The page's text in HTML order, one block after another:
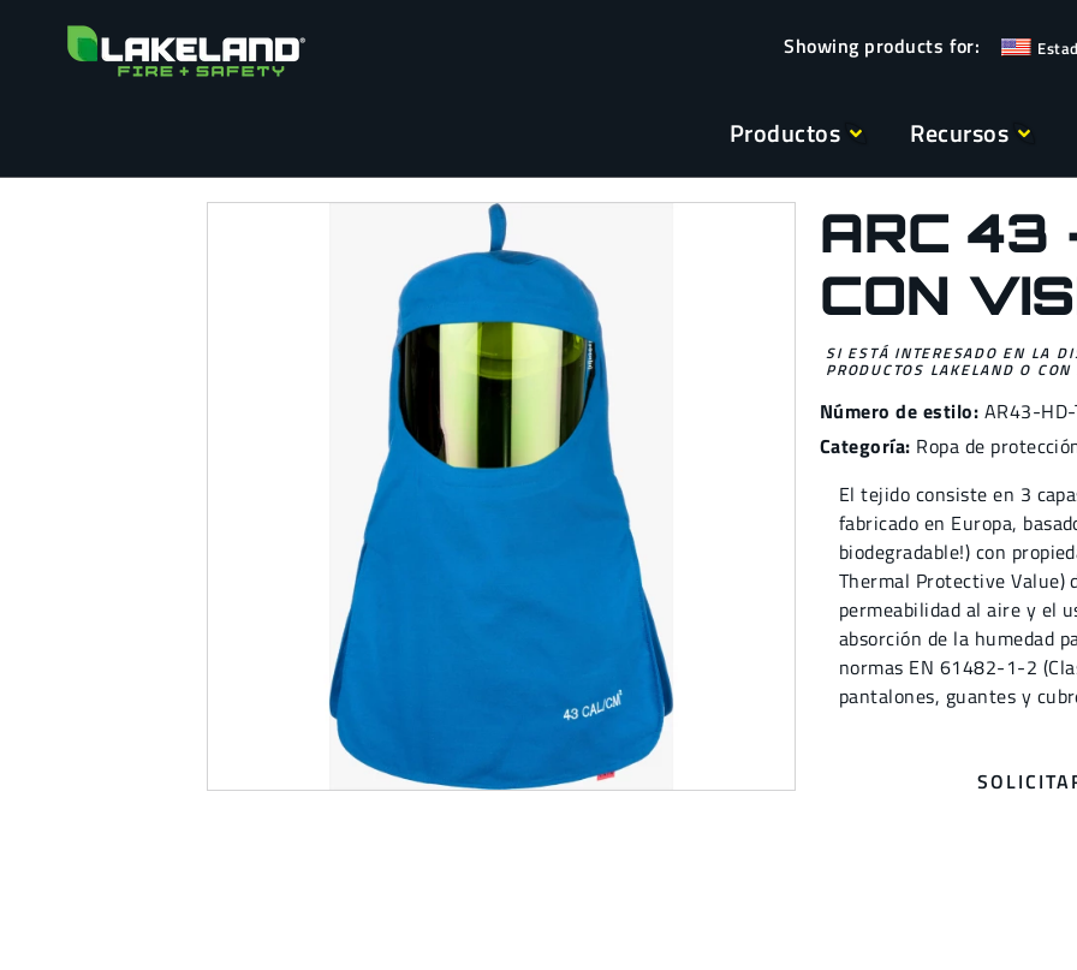
Productos Recursos
ARC 43
CON
SI ESTÁ INTERESADO EN LA
PRODUCTOS LAKELAND O
Número de estilo: AR43-
Categoría: Ropa de
El tejido consiste en 3
fabricado en Europa,
biodegradable!) con
Thermal Protective Value)
permeabilidad al aire y el
absorción de la humedad
normas EN 61482-1-2
pantalones, guantes y